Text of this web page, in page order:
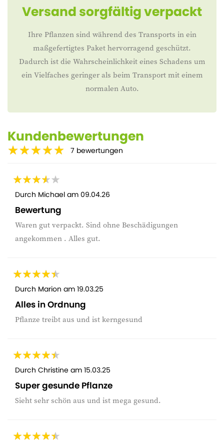
Versand sorgfältig verpackt
Ihre Pflanzen sind während des Transports in ein
maßgefertigtes Paket hervorragend geschützt.
Dadurch ist die Wahrscheinlichkeit eines Schadens um
ein Vielfaches geringer als beim Transport mit einem
normalen Auto.
Kundenbewertungen
7 bewertungen
Durch Michael am 09.04.26
Bewertung
Waren gut verpackt. Sind ohne Beschädigungen
angekommen . Alles gut.
Durch Marion am 19.03.25
Alles in Ordnung
Pflanze treibt aus und ist kerngesund
Durch Christine am 15.03.25
Super gesunde Pflanze
Sieht sehr schön aus und ist mega gesund.